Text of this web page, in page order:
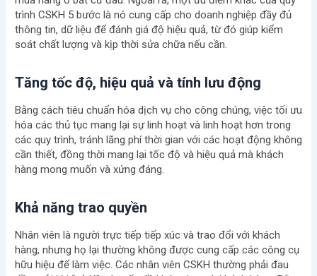
trình CSKH 5 bước là nó cung cấp cho doanh nghiệp đầy đủ
thông tin, dữ liệu để đánh giá độ hiệu quả, từ đó giúp kiểm
soát chất lượng và kịp thời sửa chữa nếu cần.
Tăng tốc độ, hiệu quả và tính lưu động
Bằng cách tiêu chuẩn hóa dịch vụ cho công chúng, việc tối ưu
hóa các thủ tục mang lại sự linh hoạt và linh hoạt hơn trong
các quy trình, tránh lãng phí thời gian với các hoạt động không
cần thiết, đồng thời mang lại tốc độ và hiệu quả mà khách
hàng mong muốn và xứng đáng.
Khả năng trao quyền
Nhân viên là người trực tiếp tiếp xúc và trao đổi với khách
hàng, nhưng họ lại thường không được cung cấp các công cụ
hữu hiệu để làm việc. Các nhân viên CSKH thường phải đau